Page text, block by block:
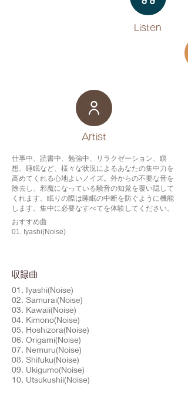
Listen​
​Artist
仕事中、読書中、勉強中、リラクゼーション、瞑
想、睡眠など、様々な状況によるあなたの集中力を
高めてくれる心地よいノイズ。外からの不要な音を
除去し、邪魔になっている騒音の知覚を覆い隠して
くれます。眠りの際は睡眠の中断を防ぐように機能
します。集中に必要なすべてを体験してください。
おすすめ曲
01. Iyashi(Noise)
​収録曲
01. Iyashi(Noise)
02. Samurai(Noise)
03. Kawaii(Noise)
04. Kimono(Noise)
05. Hoshizora(Noise)
06. Origami(Noise)
07. Nemuru(Noise)
08. Shifuku(Noise)
09. Ukigumo(Noise)
10. Utsukushii(Noise)